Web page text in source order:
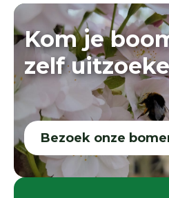
Kom je
zelf
Bezoek onze